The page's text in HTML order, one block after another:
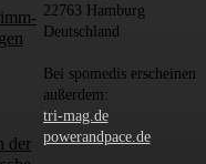
der
22763 Hamburg
Deutschland
Bei spomedis erscheinen
außerdem:
tri-mag.de
powerandpace.de